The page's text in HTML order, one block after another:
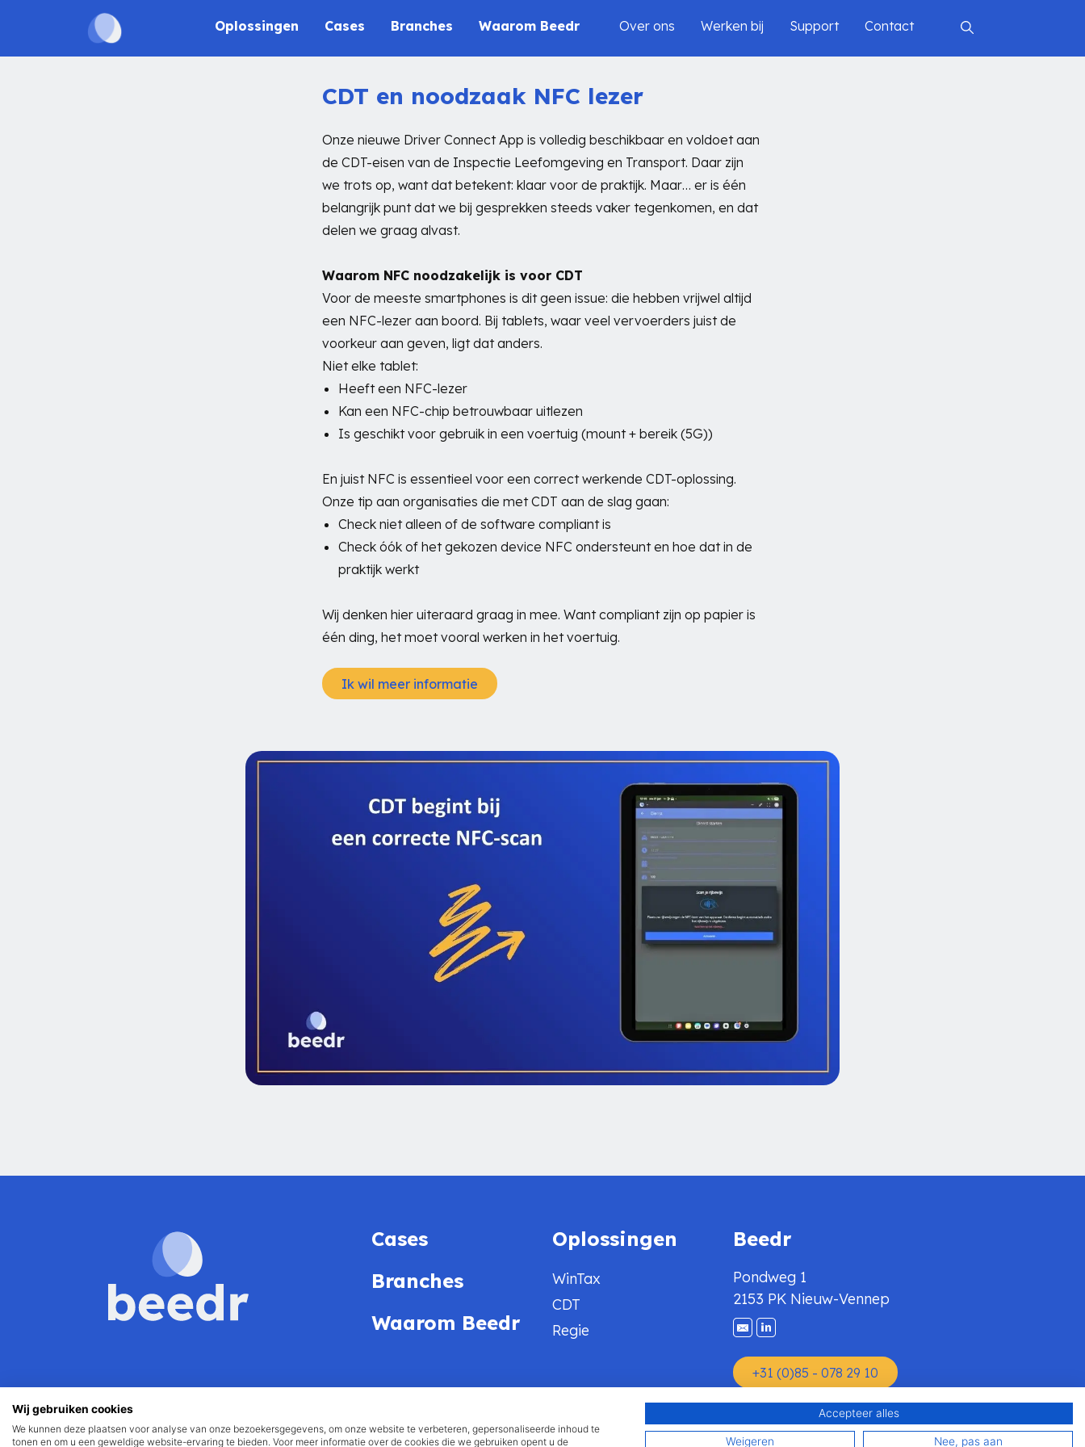
Oplossingen Cases Branches Waarom Beedr Over ons Werken bij Support Contact
CDT en noodzaak NFC lezer
Onze nieuwe Driver Connect App is volledig beschikbaar en voldoet aan
de CDT-eisen van de Inspectie Leefomgeving en Transport. Daar zijn
we trots op, want dat betekent: klaar voor de praktijk. Maar… er is één
belangrijk punt dat we bij gesprekken steeds vaker tegenkomen, en dat
delen we graag alvast.
Waarom NFC noodzakelijk is voor CDT
Voor de meeste smartphones is dit geen issue: die hebben vrijwel altijd
een NFC-lezer aan boord. Bij tablets, waar veel vervoerders juist de
voorkeur aan geven, ligt dat anders.
Niet elke tablet:
Heeft een NFC-lezer
Kan een NFC-chip betrouwbaar uitlezen
Is geschikt voor gebruik in een voertuig (mount + bereik (5G))
En juist NFC is essentieel voor een correct werkende CDT-oplossing.
Onze tip aan organisaties die met CDT aan de slag gaan:
Check niet alleen of de software compliant is
Check óók of het gekozen device NFC ondersteunt en hoe dat in de
praktijk werkt
Wij denken hier uiteraard graag in mee. Want compliant zijn op papier is
één ding, het moet vooral werken in het voertuig.
Ik wil meer informatie
Cases
Branches
Waarom Beedr
Oplossingen
WinTax
CDT
Regie
Beedr
Pondweg 1
2153 PK Nieuw-Vennep
+31 (0)85 - 078 29 10
Privacyverklaring Disclaimer Algemene voorwaarden Ik heb een klacht Sitemap
Wij gebruiken cookies
We kunnen deze plaatsen voor analyse van onze bezoekersgegevens, om onze website te verbeteren, gepersonaliseerde inhoud te
tonen en om u een geweldige website-ervaring te bieden. Voor meer informatie over de cookies die we gebruiken opent u de
Accepteer alles
Weigeren Nee, pas aan